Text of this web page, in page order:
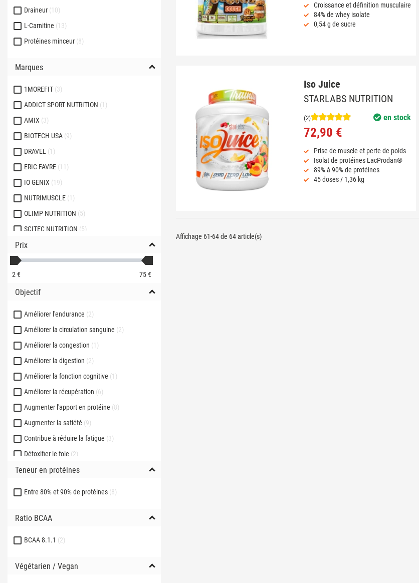
Croissance et définition musculaire
84% de whey isolate
0,54 g de sucre
Iso Juice
STARLABS NUTRITION
en stock
(2)
72,90 €
Prise de muscle et perte de poids
Isolat de protéines LacProdan®
89% à 90% de protéines
45 doses / 1,36 kg
Affichage 61-64 de 64 article(s)
Draineur 10
L-Carnitine 13
Protéines minceur 8
Marques
1MOREFIT 3
ADDICT SPORT NUTRITION 1
AMIX 3
BIOTECH USA 9
DRAVEL
1
ERIC FAVRE 11
IO GENIX 19
NUTRIMUSCLE 1
OLIMP NUTRITION 5
SCITEC NUTRITION 5
STARLABS NUTRITION
YAMAMOTO NUTRITION 3
Prix
2 € 75€
Objectif
Améliorer l'endurance 2
Améliorer la circulation sanguine 2
Améliorer la congestion 1
Améliorer la digestion 2
Améliorer la fonction cognitive 1
Améliorer la récupération 6
Augmenter l'apport en protéine 8
Augmenter la satiété 9
Contribue à réduire la fatigue 3
Détoxifier le foie 2
Jambes légères 1
Maintenir la masse musculaire
Prendre du muscle
Teneur en protéines
Entre 80% et 90% de protéines 8
Ratio BCAA
BCAA 8.1.1 2
Végétarien / Vegan